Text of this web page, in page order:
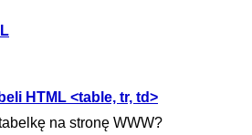
HTML <table, tr, td>
na stronę WWW?